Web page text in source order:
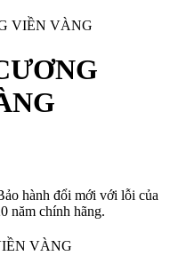
hành đổi mới với lỗi của
năm chính hãng.